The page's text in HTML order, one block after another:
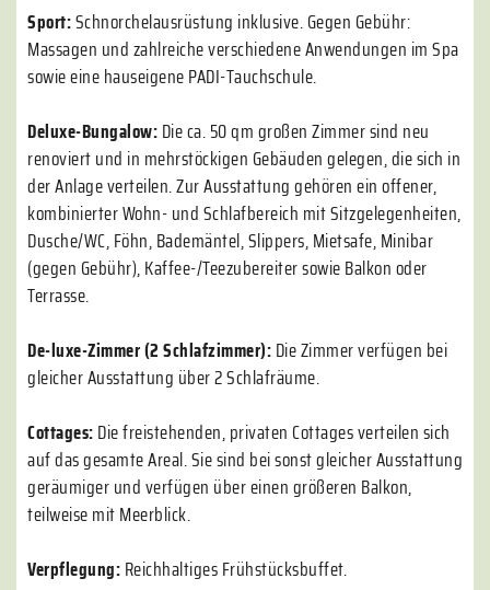
Sport:Schnorchelausrüstung inklusive. Gegen Gebühr:
Massagen und zahlreiche verschiedene Anwendungen im Spa
sowie eine hauseigene PADI-Tauchschule.
Deluxe-Bungalow:Die ca. 50 qm großen Zimmer sind neu
renoviert und in mehrstöckigen Gebäuden gelegen, die sich in
der Anlage verteilen. Zur Ausstattung gehören ein offener,
kombinierter Wohn- und Schlafbereich mit Sitzgelegenheiten,
Dusche/WC, Föhn, Bademäntel, Slippers, Mietsafe, Minibar
(gegen Gebühr), Kaffee-/Teezubereiter sowie Balkon oder
Terrasse.
De-luxe-Zimmer (2 Schlafzimmer):Die Zimmer verfügen bei
gleicher Ausstattung über 2 Schlafräume.
Cottages:Die freistehenden, privaten Cottages verteilen sich
auf das gesamte Areal. Sie sind bei sonst gleicher Ausstattung
geräumiger und verfügen über einen größeren Balkon,
teilweise mit Meerblick.
Verpflegung:Reichhaltiges Frühstücksbuffet.